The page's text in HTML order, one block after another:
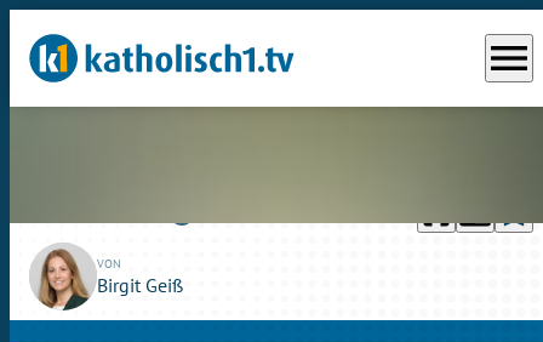
menu
VON
Birgit Geiß